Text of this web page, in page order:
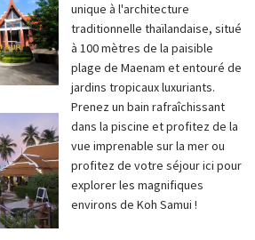
unique à l'architecture
traditionnelle thaïlandaise, situé
à 100 mètres de la paisible
plage de Maenam et entouré de
jardins tropicaux luxuriants.
Prenez un bain rafraîchissant
dans la piscine et profitez de la
vue imprenable sur la mer ou
profitez de votre séjour ici pour
explorer les magnifiques
environs de Koh Samui !